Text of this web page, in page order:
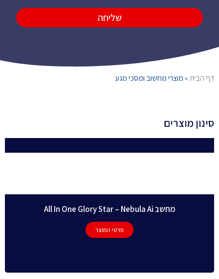
שליחה
דף הבית» מוצרי מחשוב ומסכי מגע
סינון מוצרים
מחשב All In One Glory Star – Nebula Ai
פרטי המוצר